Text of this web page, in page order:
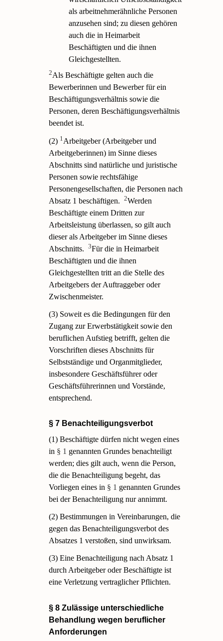
als arbeitnehmerähnliche Personen
anzusehen sind; zu diesen gehören
auch die in Heimarbeit
Beschäftigten und die ihnen
Gleichgestellten.
2Als Beschäftigte gelten auch die
Bewerberinnen und Bewerber für ein
Beschäftigungsverhältnis sowie die
Personen, deren Beschäftigungsverhältnis
beendet ist.
(2) 1 Arbeitgeber (Arbeitgeber und
Arbeitgeberinnen) im Sinne dieses
Abschnitts sind natürliche und juristische
Personen sowie rechtsfähige
Personengesellschaften, die Personen nach
Absatz 1 beschäftigen.
2Werden
Beschäftigte einem Dritten zur
Arbeitsleistung überlassen, so gilt auch
dieser als Arbeitgeber im Sinne dieses
Abschnitts.
3Für die in Heimarbeit
Beschäftigten und die ihnen
Gleichgestellten tritt an die Stelle des
Arbeitgebers der Auftraggeber oder
Zwischenmeister.
(3) Soweit es die Bedingungen für den
Zugang zur Erwerbstätigkeit sowie den
beruflichen Aufstieg betrifft, gelten die
Vorschriften dieses Abschnitts für
Selbstständige und Organmitglieder,
insbesondere Geschäftsführer oder
Geschäftsführerinnen und Vorstände,
entsprechend.
§ 7 Benachteiligungsverbot
(1) Beschäftigte dürfen nicht wegen eines
in § 1 genannten Grundes benachteiligt
werden; dies gilt auch, wenn die Person,
die die Benachteiligung begeht, das
Vorliegen eines in § 1 genannten Grundes
bei der Benachteiligung nur annimmt.
(2) Bestimmungen in Vereinbarungen, die
gegen das Benachteiligungsverbot des
Absatzes 1 verstoßen, sind unwirksam.
(3) Eine Benachteiligung nach Absatz 1
durch Arbeitgeber oder Beschäftigte ist
eine Verletzung vertraglicher Pflichten.
§ 8 Zulässige unterschiedliche
Behandlung wegen beruflicher
Anforderungen